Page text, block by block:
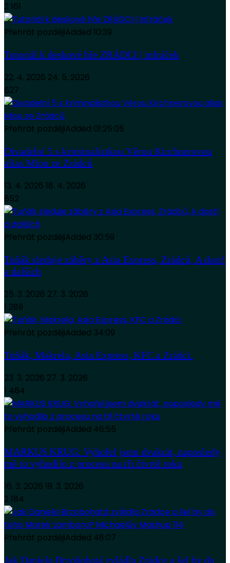
2 161
Přehrát pozdějiAdded 10:39
Tutoriál k deskové hře ZRÁDCI | infráček
22. 4. 2026 24. 5. 2026
627
Přehrát pozdějiAdded 01:25:05
Divadelní 5 s kriminalistkou Věrou Kirchnerovou
alias Miou ze Zrádců
13. 4. 2026 18. 4. 2026
852
Přehrát pozdějiAdded 30:59
Tuňák sleduje záběry z Asia Express, Zrádců, A dost!
a dalších
25. 3. 2026 27. 3. 2026
1 289
Přehrát pozdějiAdded 34:09
Tuňák, Makrela, Asia Express, KFC a Zrádci.
23. 3. 2026 27. 3. 2026
1 484
Přehrát pozdějiAdded 46:55
MARKUS KRUG: Vyhořel jsem dvakrát, naposledy
mě to vyhodilo z procesu na tři čtvrtě roku
16. 3. 2026 19. 3. 2026
2 184
Přehrát pozdějiAdded 48:07
Jak Daniela Brzobohatá zvládla Zrádce a šel by do